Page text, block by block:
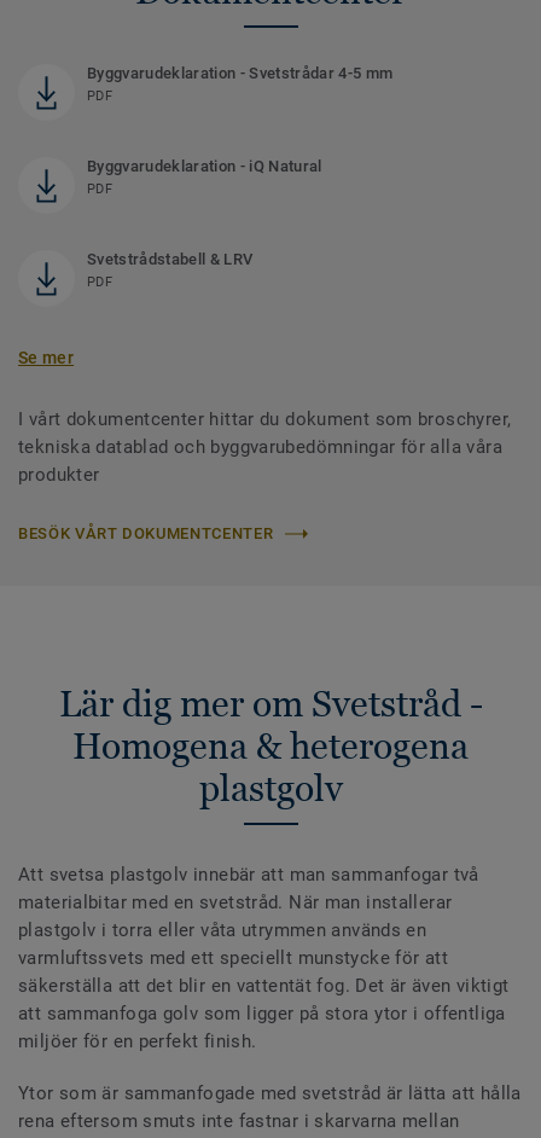
Byggvarudeklaration - Svetstrådar 4-5 mm
PDF
Byggvarudeklaration - iQ Natural
PDF
Svetstrådstabell & LRV
PDF
Se mer
I vårt dokumentcenter hittar du dokument som broschyrer,
tekniska datablad och byggvarubedömningar för alla våra
produkter
BESÖK VÅRT DOKUMENTCENTER
Lär dig mer om Svetstråd -
Homogena & heterogena
plastgolv
Att svetsa plastgolv innebär att man sammanfogar två
materialbitar med en svetstråd. När man installerar
plastgolv i torra eller våta utrymmen används en
varmluftssvets med ett speciellt munstycke för att
säkerställa att det blir en vattentät fog. Det är även viktigt
att sammanfoga golv som ligger på stora ytor i offentliga
miljöer för en perfekt finish.
Ytor som är sammanfogade med svetstråd är lätta att hålla
rena eftersom smuts inte fastnar i skarvarna mellan